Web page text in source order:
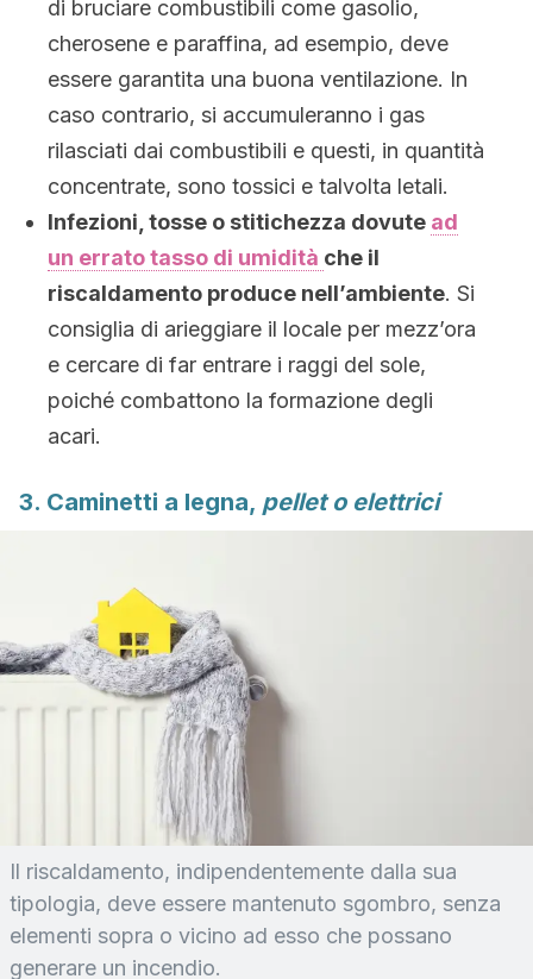
di bruciare combustibili come gasolio,
cherosene e paraffina, ad esempio, deve
essere garantita una buona ventilazione. In
caso contrario, si accumuleranno i gas
rilasciati dai combustibili e questi, in quantità
concentrate, sono tossici e talvolta letali.
Infezioni, tosse o stitichezza dovute ad
un errato tasso di umidità che il
riscaldamento produce nell’ambiente. Si
consiglia di arieggiare il locale per mezz’ora
e cercare di far entrare i raggi del sole,
poiché combattono la formazione degli
acari.
3. Caminetti a legna, pellet o elettrici
Il riscaldamento, indipendentemente dalla sua
tipologia, deve essere mantenuto sgombro, senza
elementi sopra o vicino ad esso che possano
generare un incendio.